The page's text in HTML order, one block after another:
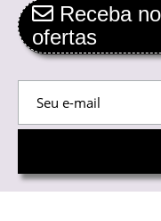
Receba
ofertas